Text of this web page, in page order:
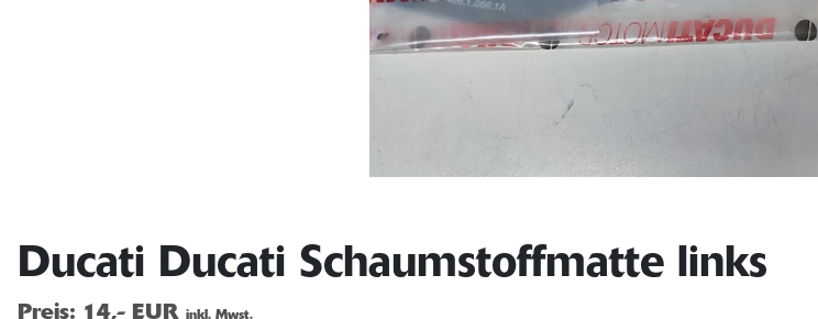
Ducati Ducati Schaumstoffmatte links
Preis: 14,- EUR inkl. Mwst.